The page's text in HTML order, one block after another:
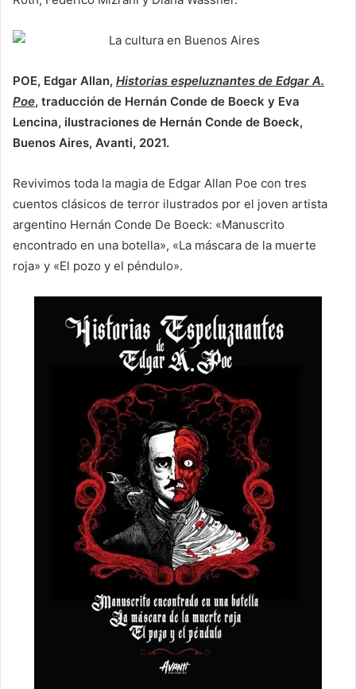
POE, Edgar Allan, Historias espeluznantes de Edgar A.
Poe, traducción de Hernán Conde de Boeck y Eva
Lencina, ilustraciones de Hernán Conde de Boeck,
Buenos Aires, Avanti, 2021.
Revivimos toda la magia de Edgar Allan Poe con tres
cuentos clásicos de terror ilustrados por el joven artista
argentino Hernán Conde De Boeck: «Manuscrito
encontrado en una botella», «La máscara de la muerte
roja» y «El pozo y el péndulo».